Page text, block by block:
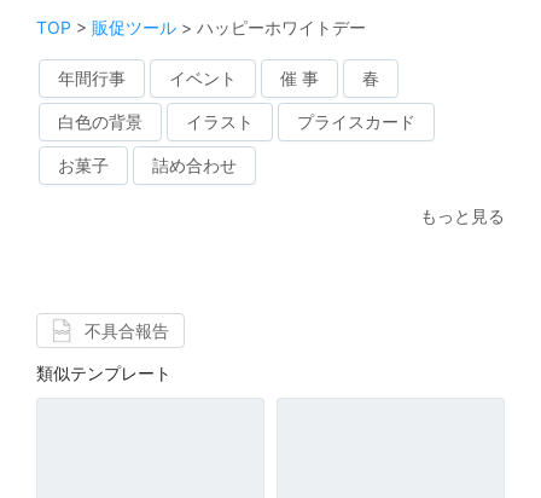
TOP > 販促ツール > ハッピーホワイトデー
年間行事 イベント 催 事 春
白色の背景 イラスト プライスカード
お菓子 詰め合わせ
もっと見る
不具合報告
類似テンプレート